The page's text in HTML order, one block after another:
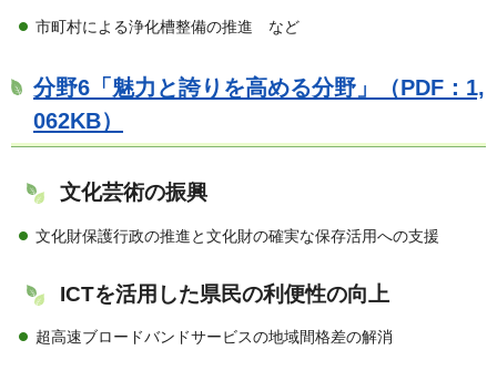
市町村による浄化槽整備の推進 など
分野6「魅力と誇りを高める分野」（PDF：1,
062KB）
文化芸術の振興
文化財保護行政の推進と文化財の確実な保存活用への支援
ICTを活用した県民の利便性の向上
超高速ブロードバンドサービスの地域間格差の解消